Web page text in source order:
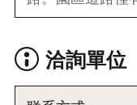
洽詢單位